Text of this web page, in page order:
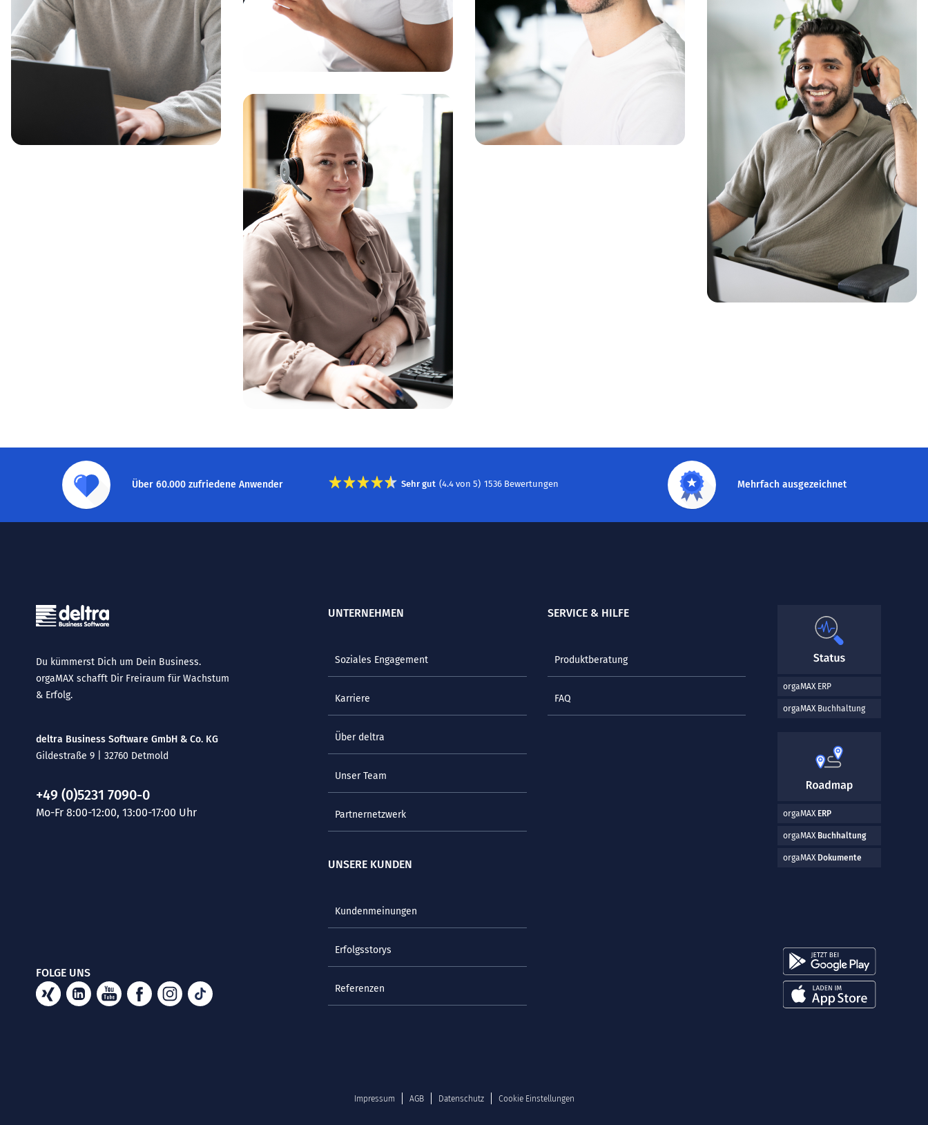
Über 60.000 zufriedene Anwender Sehr gut (4.4 von5) 1536 Bewertungen Mehrfach ausgezeichnet
Du kümmerst Dich um Dein Business.
orgaMAX schafft Dir Freiraum für Wachstum
& Erfolg.
deltra Business Software GmbH & Co. KG
Gildestraße 9 | 32760 Detmold
+49 (0)5231 7090-0
Mo-Fr 8:00-12:00, 13:00-17:00 Uhr
FOLGE UNS
UNTERNEHMEN
Soziales Engagement
Karriere
Über deltra
Unser Team
Partnernetzwerk
UNSERE KUNDEN
Kundenmeinungen
Erfolgsstorys
Referenzen
SERVICE & HILFE
Produktberatung
FAQ
orgaMAX ERP
orgaMAX Buchhaltung
orgaMAX ERP
orgaMAX Buchhaltung
orgaMAX Dokumente
Impressum AGB Datenschutz Cookie Einstellungen